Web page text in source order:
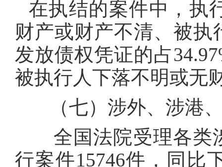
在执结的案件中，执
财产或财产不清、被
发放债权凭证的占
被执行人下落不明或无
（七）涉外、涉港、
全国法院受理各类
行案件15746件，同比